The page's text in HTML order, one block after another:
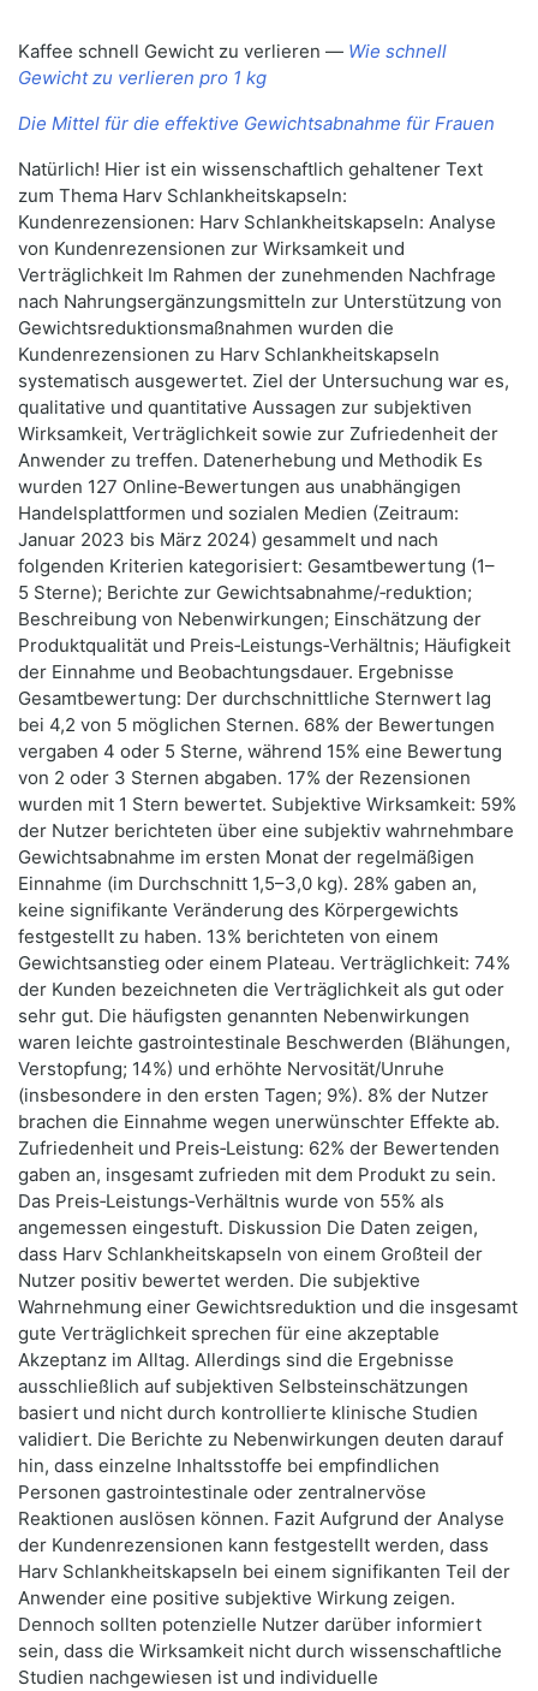
Kaffee schnell Gewicht zu verlieren — Wie schnell
Gewicht zu verlieren pro 1 kg
Die Mittel für die effektive Gewichtsabnahme für Frauen
Natürlich! Hier ist ein wissenschaftlich gehaltener Text
zum Thema Harv Schlankheitskapseln:
Kundenrezensionen: Harv Schlankheitskapseln: Analyse
von Kundenrezensionen zur Wirksamkeit und
Verträglichkeit Im Rahmen der zunehmenden Nachfrage
nach Nahrungsergänzungsmitteln zur Unterstützung von
Gewichtsreduktionsmaßnahmen wurden die
Kundenrezensionen zu Harv Schlankheitskapseln
systematisch ausgewertet. Ziel der Untersuchung war es,
qualitative und quantitative Aussagen zur subjektiven
Wirksamkeit, Verträglichkeit sowie zur Zufriedenheit der
Anwender zu treffen. Datenerhebung und Methodik Es
wurden 127 Online‑Bewertungen aus unabhängigen
Handelsplattformen und sozialen Medien (Zeitraum:
Januar 2023 bis März 2024) gesammelt und nach
folgenden Kriterien kategorisiert: Gesamtbewertung (1–
5 Sterne); Berichte zur Gewichtsabnahme/‑reduktion;
Beschreibung von Nebenwirkungen; Einschätzung der
Produktqualität und Preis‑Leistungs‑Verhältnis; Häufigkeit
der Einnahme und Beobachtungsdauer. Ergebnisse
Gesamtbewertung: Der durchschnittliche Sternwert lag
bei 4,2 von 5 möglichen Sternen. 68% der Bewertungen
vergaben 4 oder 5 Sterne, während 15% eine Bewertung
von 2 oder 3 Sternen abgaben. 17% der Rezensionen
wurden mit 1 Stern bewertet. Subjektive Wirksamkeit: 59%
der Nutzer berichteten über eine subjektiv wahrnehmbare
Gewichtsabnahme im ersten Monat der regelmäßigen
Einnahme (im Durchschnitt 1,5–3,0 kg). 28% gaben an,
keine signifikante Veränderung des Körpergewichts
festgestellt zu haben. 13% berichteten von einem
Gewichtsanstieg oder einem Plateau. Verträglichkeit: 74%
der Kunden bezeichneten die Verträglichkeit als gut oder
sehr gut. Die häufigsten genannten Nebenwirkungen
waren leichte gastrointestinale Beschwerden (Blähungen,
Verstopfung; 14%) und erhöhte Nervosität/Unruhe
(insbesondere in den ersten Tagen; 9%). 8% der Nutzer
brachen die Einnahme wegen unerwünschter Effekte ab.
Zufriedenheit und Preis‑Leistung: 62% der Bewertenden
gaben an, insgesamt zufrieden mit dem Produkt zu sein.
Das Preis‑Leistungs‑Verhältnis wurde von 55% als
angemessen eingestuft. Diskussion Die Daten zeigen,
dass Harv Schlankheitskapseln von einem Großteil der
Nutzer positiv bewertet werden. Die subjektive
Wahrnehmung einer Gewichtsreduktion und die insgesamt
gute Verträglichkeit sprechen für eine akzeptable
Akzeptanz im Alltag. Allerdings sind die Ergebnisse
ausschließlich auf subjektiven Selbsteinschätzungen
basiert und nicht durch kontrollierte klinische Studien
validiert. Die Berichte zu Nebenwirkungen deuten darauf
hin, dass einzelne Inhaltsstoffe bei empfindlichen
Personen gastrointestinale oder zentralnervöse
Reaktionen auslösen können. Fazit Aufgrund der Analyse
der Kundenrezensionen kann festgestellt werden, dass
Harv Schlankheitskapseln bei einem signifikanten Teil der
Anwender eine positive subjektive Wirkung zeigen.
Dennoch sollten potenzielle Nutzer darüber informiert
sein, dass die Wirksamkeit nicht durch wissenschaftliche
Studien nachgewiesen ist und individuelle